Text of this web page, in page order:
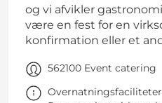
og vi afvikler
være en fest for en
konfirmation eller et
562100 Event catering